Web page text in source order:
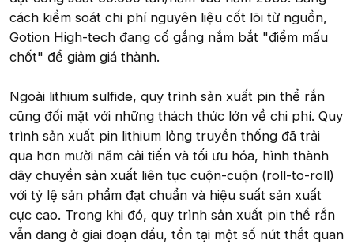
cách kiểm soát chi phí nguyên liệu cốt lõi từ nguồn,
Gotion High-tech đang cố gắng nắm bắt "điểm mấu
chốt" để giảm giá thành.
Ngoài lithium sulfide, quy trình sản xuất pin thể rắn
cũng đối mặt với những thách thức lớn về chi phí. Quy
trình sản xuất pin lithium lỏng truyền thống đã trải
qua hơn mười năm cải tiến và tối ưu hóa, hình thành
dây chuyền sản xuất liên tục cuộn-cuộn (roll-to-roll)
với tỷ lệ sản phẩm đạt chuẩn và hiệu suất sản xuất
cực cao. Trong khi đó, quy trình sản xuất pin thể rắn
vẫn đang ở giai đoạn đầu, tồn tại một số nút thắt quan